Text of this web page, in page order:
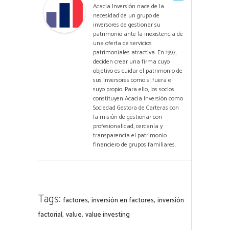
Acacia Inversión nace de la
necesidad de un grupo de
inversores de gestionar su
patrimonio ante la inexistencia de
una oferta de servicios
patrimoniales atractiva. En 1997,
deciden crear una firma cuyo
objetivo es cuidar el patrimonio de
sus inversores como si fuera el
suyo propio. Para ello, los socios
constituyen Acacia Inversión como
Sociedad Gestora de Carteras con
la misión de gestionar con
profesionalidad, cercanía y
transparencia el patrimonio
financiero de grupos familiares.
Tags: factores, inversión en factores, inversión
factorial, value, value investing